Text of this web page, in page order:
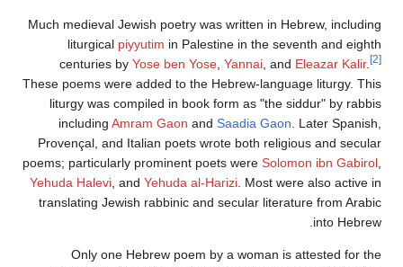
Much medieval Jewish poetry was written in Hebrew, including
liturgical piyyutim in Palestine in the seventh and eighth
centuries by Yose ben Yose Yannai , and Eleazar Kalir. [2]
These poems were added to the Hebrew-language liturgy. This
liturgy was compiled in book form as "the siddur" by rabbis
including Amram Gaon and Saadia Gaon . Later Spanish,
Provençal, and Italian poets wrote both religious and secular
poems; particularly prominent poets were Solomon ibn Gabirol
Yehuda Halevi , and Yehuda al-Harizi . Most were also active in
translating Jewish rabbinic and secular literature from Arabic
into Hebrew.
Only one Hebrew poem by a woman is attested for the